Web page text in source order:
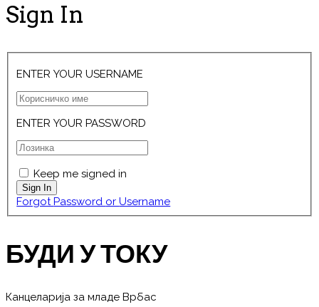
Sign In
ENTER YOUR USERNAME
ENTER YOUR PASSWORD
Keep me signed in
Forgot Password or Username
БУДИ У ТОКУ
Канцеларија за младе Врбас